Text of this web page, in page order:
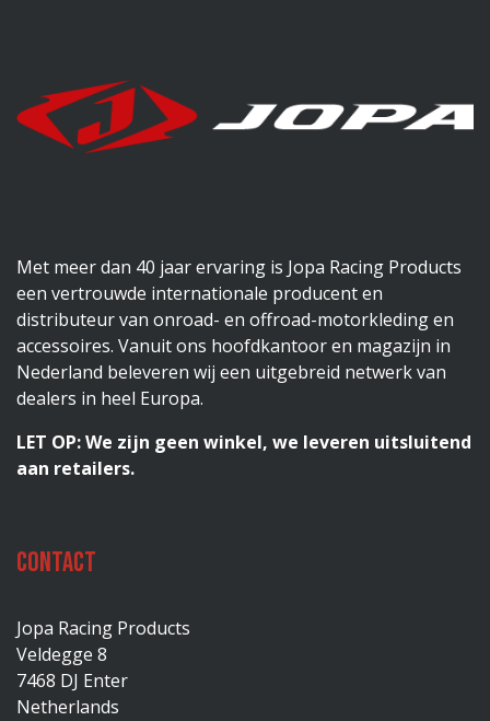
Met meer dan 40 jaar ervaring is Jopa Racing Products
een vertrouwde internationale producent en
distributeur van onroad- en offroad-motorkleding en
accessoires. Vanuit ons hoofdkantoor en magazijn in
Nederland beleveren wij een uitgebreid netwerk van
dealers in heel Europa.
LET OP: We zijn geen winkel, we leveren uitsluitend
aan retailers.
Contact
Jopa Racing Products
Veldegge 8
7468 DJ Enter
Netherlands